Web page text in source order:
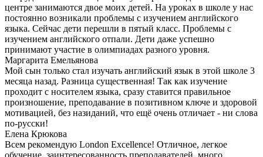
центре занимаются двое моих детей. На уроках в школе у нас
постоянно возникали проблемы с изучением английского
языка. Сейчас дети перешли в пятый класс. Проблемы с
изучением английского отпали. Дети даже успешно
принимают участие в олимпиадах разного уровня.
Маргарита Емельянова
Мой сын только стал изучать английский язык в этой школе 3
месяца назад. Разница существенная! Так как изучение
проходит с носителем языка, сразу ставится правильное
произношение, преподавание в позитивном ключе и здоровой
мотивацией, без назиданий, что ещё очень отличает - ни слова
по-русски!
Елена Крюкова
Всем рекомендую London Excellence! Отличное, легкое
обучение, заинтересованность преподавателей, много